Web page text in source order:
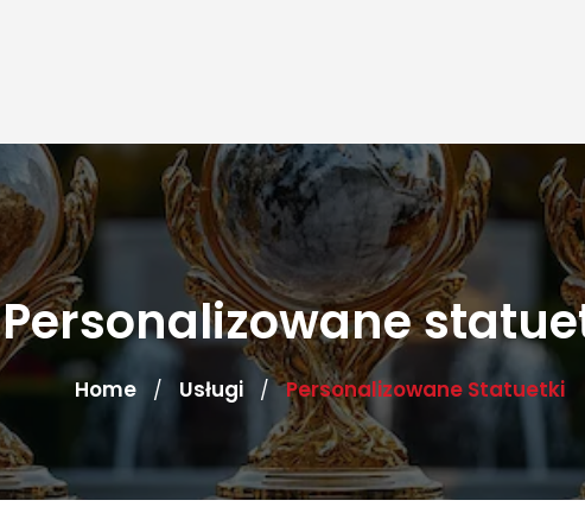
Personalizowane
Home / Usługi / Personalizowane Statuetki